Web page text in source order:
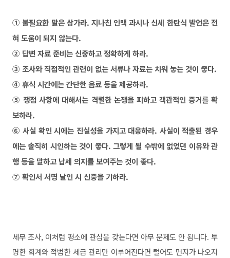
① 불필요한 말은 삼가라. 지나친 인맥 과시나 신세 한탄식 발언은 전
혀 도움이 되지 않는다.
② 답변 자료 준비는 신중하고 정확하게 하라.
③ 조사와 직접적인 관련이 없는 서류나 자료는 치워놓는 것이 좋다.
④ 휴식 시간에는 간단한 음료 등을 제공하라.
⑤ 쟁점 사항에 대해서는 격렬한 논쟁을 피하고 객관적인 증거를 확
보하라.
⑥ 사실 확인 시에는 진실성을 가지고 대응하라. 사실이 적출된 경우
에는 솔직히 시인하는 것이 좋다. 그렇게 될 수밖에 없었던 이유와 관
행 등을 말하고 납세 의지를 보여주는 것이 좋다.
⑦ 확인서 서명 날인 시 신중을 기하라.
세무 조사, 이처럼 평소에 관심을 갖는다면 아무 문제도 안 됩니다. 투
명한 회계와 적법한 세금 관리만 이루어진다면 털어도 먼지가 나오지